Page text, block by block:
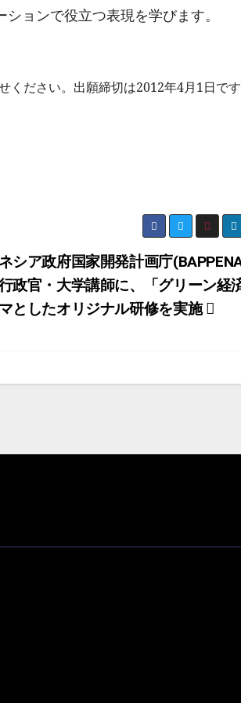
ョンで役立つ表現を学びます。
ださい。出願締切は2012年4月1日です
シア政府国家開発計画庁
政官・大学講師に、「グリーン経
としたオリジナル研修を実施